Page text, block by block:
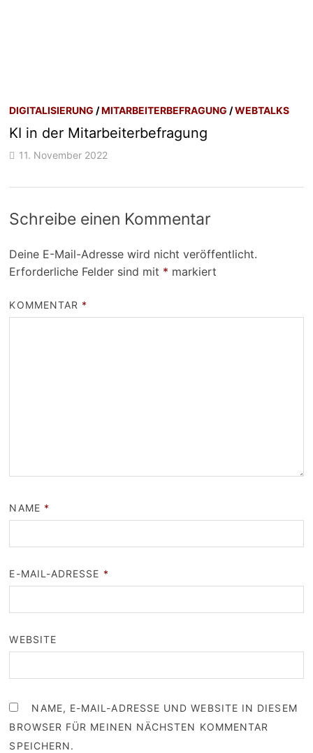
DIGITALISIERUNG /MITARBEITERBEFRAGUNG /WEBTALKS
KI in der Mitarbeiterbefragung
11. November 2022
Schreibe einen Kommentar
Deine E-Mail-Adresse wird nicht veröffentlicht.
Erforderliche Felder sind mit * markiert
KOMMENTAR *
NAME *
E-MAIL-ADRESSE *
WEBSITE
NAME, E-MAIL-ADRESSE UND WEBSITE IN DIESEM
BROWSER FÜR MEINEN NÄCHSTEN KOMMENTAR
SPEICHERN.